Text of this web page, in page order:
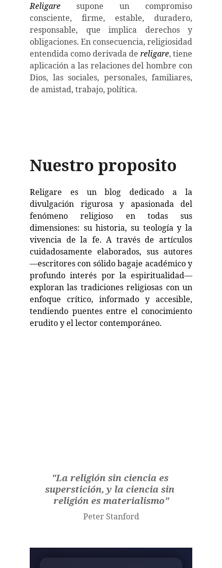
Religare supone un compromiso
consciente, firme, estable, duradero,
responsable, que implica derechos y
obligaciones. En consecuencia, religiosidad
entendida como derivada de religare, tiene
aplicación a las relaciones del hombre con
Dios, las sociales, personales, familiares,
de amistad, trabajo, política.
Nuestro proposito
Religare es un blog dedicado a la
divulgación rigurosa y apasionada del
fenómeno religioso en todas sus
dimensiones: su historia, su teología y la
vivencia de la fe. A través de artículos
cuidadosamente elaborados, sus autores
—escritores con sólido bagaje académico y
profundo interés por la espiritualidad—
exploran las tradiciones religiosas con un
enfoque crítico, informado y accesible,
tendiendo puentes entre el conocimiento
erudito y el lector contemporáneo.
"La religión sin ciencia es
superstición, y la ciencia sin
religión es materialismo"
Peter Stanford